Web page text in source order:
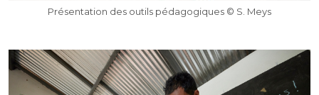
Présentation des outils pédagogiques © S. Meys